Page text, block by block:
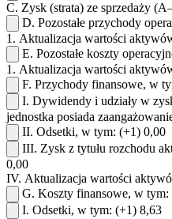
C. Zysk (strata) ze sprzedaży
D. Pozostałe przychody
1. Aktualizacja wartości
E. Pozostałe koszty
1. Aktualizacja wartości
F. Przychody finansowe, w
I. Dywidendy i udziały w
jednostka posiada
II. Odsetki, w tym: (+1) 0,00
III. Zysk z tytułu rozchodu
0,00
IV. Aktualizacja wartości
G. Koszty finansowe, w tym:
I. Odsetki, w tym: (+1) 8,63